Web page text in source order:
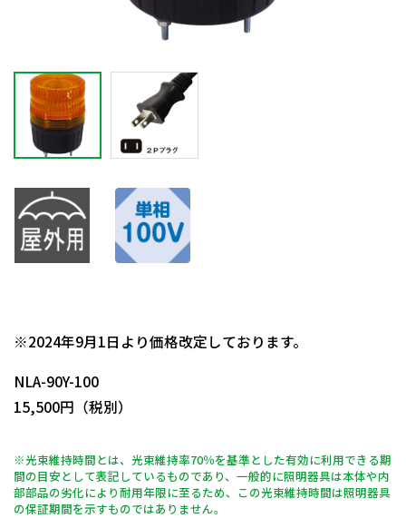
※2024年9月1日より価格改定しております。
NLA-90Y-100
15,500円（税別）
※光束維持時間とは、光束維持率70％を基準とした有効に利用できる期
間の目安として表記しているものであり、一般的に照明器具は本体や内
部部品の劣化により耐用年限に至るため、この光束維持時間は照明器具
の保証期間を示すものではありません。